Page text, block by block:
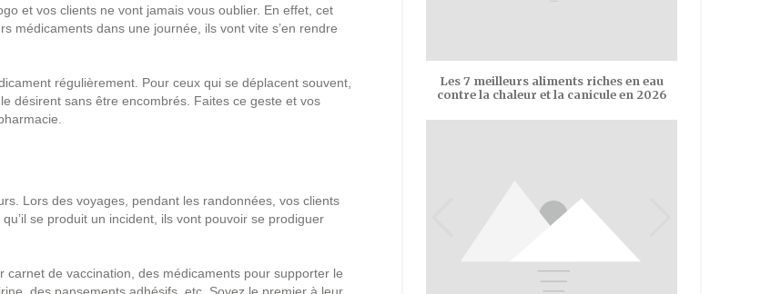
et vos clients ne vont jamais vous oublier. En effet, cet
médicaments dans une journée, ils vont vite s’en rendre
régulièrement. Pour ceux qui se déplacent souvent,
désirent sans être encombrés. Faites ce geste et vos
Lors des voyages, pendant les randonnées, vos clients
se produit un incident, ils vont pouvoir se prodiguer
carnet de vaccination, des médicaments pour supporter le
Les 7 meilleurs aliments riches en eau
contre la chaleur et la canicule en 2026